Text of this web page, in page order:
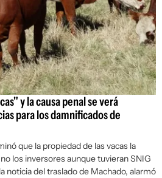
y la causa penal se verá
para los damnificados de
que la propiedad de las vacas la
los inversores aunque tuvieran SNIG
noticia del traslado de Machado, alarmó